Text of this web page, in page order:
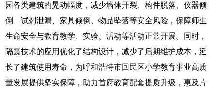
园各类建筑的晃动幅度，减少墙体开裂、构件脱落、仪器倾
倒、试剂泄漏、家具倾倒、物品坠落等安全风险，保障师生
生命安全与教育教学、实验、活动等活动正常开展。同时，
隔震技术的应用优化了结构设计，减少了后期维护成本，延
长了建筑使用寿命，为呼和浩特市回民区小学教育事业高质
量发展提供坚实保障，助力首府教育配套提质升级，惠及片